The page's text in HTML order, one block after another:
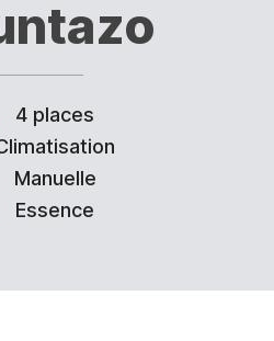
4 places
Manuelle
Essence